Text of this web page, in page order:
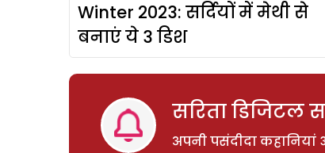
Winter 2023: सर्दियों में मेथी से
बनाएं ये 3 डिश
सरिता डिजिटल
अपनी पसंदीदा कहानियां